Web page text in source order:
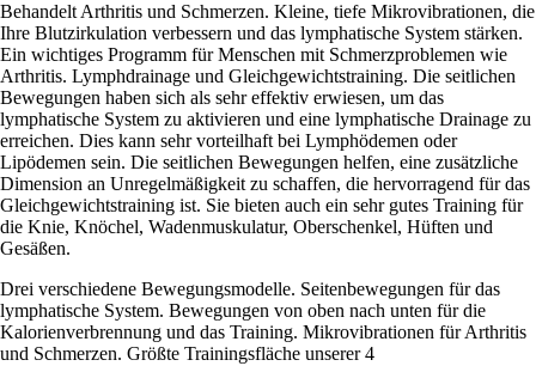
Behandelt Arthritis und Schmerzen. Kleine, tiefe Mikrovibrationen, die
Ihre Blutzirkulation verbessern und das lymphatische System stärken.
Ein wichtiges Programm für Menschen mit Schmerzproblemen wie
Arthritis. Lymphdrainage und Gleichgewichtstraining. Die seitlichen
Bewegungen haben sich als sehr effektiv erwiesen, um das
lymphatische System zu aktivieren und eine lymphatische Drainage zu
erreichen. Dies kann sehr vorteilhaft bei Lymphödemen oder
Lipödemen sein. Die seitlichen Bewegungen helfen, eine zusätzliche
Dimension an Unregelmäßigkeit zu schaffen, die hervorragend für das
Gleichgewichtstraining ist. Sie bieten auch ein sehr gutes Training für
die Knie, Knöchel, Wadenmuskulatur, Oberschenkel, Hüften und
Gesäßen.
Drei verschiedene Bewegungsmodelle. Seitenbewegungen für das
lymphatische System. Bewegungen von oben nach unten für die
Kalorienverbrennung und das Training. Mikrovibrationen für Arthritis
und Schmerzen. Größte Trainingsfläche unserer 4